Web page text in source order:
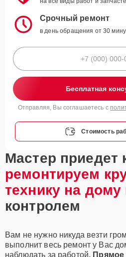
Срочный ремонт
в день обращения от 30
Бесплатная
Отправляя, Вы соглашаетесь с
Стоимость
Мастер приедет
ремонтируем
технику на дому
контролем
Вам не нужно никуда везти
выполнит весь ремонт у Вас
наблюдать за работой.